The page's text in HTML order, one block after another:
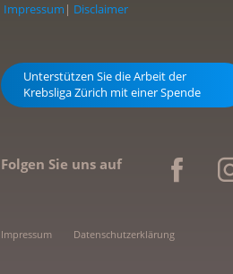
Impressum | Disclaimer
Unterstützen Sie die Arbeit der
Krebsliga Zürich mit einer Spende
Folgen Sie uns auf
Impressum Datenschutzerklärung